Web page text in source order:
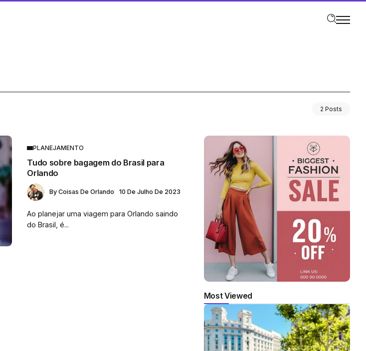
2 Posts
PLANEJAMENTO
Tudo sobre bagagem do Brasil para
Orlando
By Coisas De Orlando 10 De Julho De 2023
Ao planejar uma viagem para Orlando saindo
do Brasil, é...
Most Viewed